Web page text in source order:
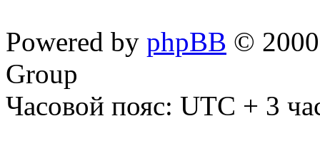
Powered by phpBB ©
Group
Часовой пояс: UTC + 3